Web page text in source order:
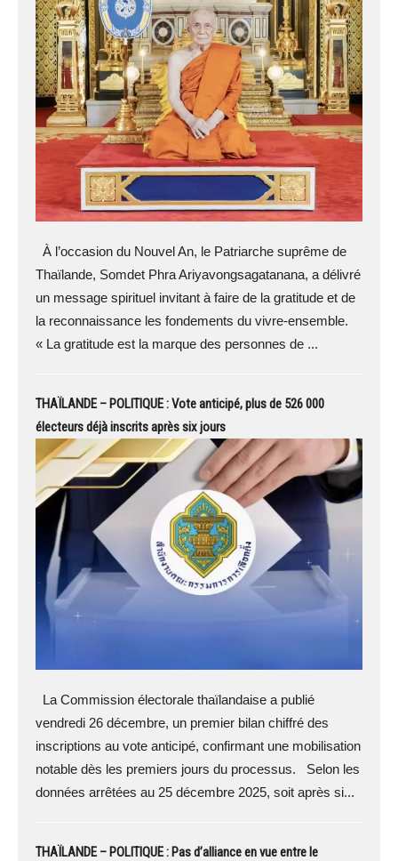
À l’occasion du Nouvel An, le Patriarche suprême de
Thaïlande, Somdet Phra Ariyavongsagatanana, a délivré
un message spirituel invitant à faire de la gratitude et de
la reconnaissance les fondements du vivre-ensemble.
« La gratitude est la marque des personnes de ...
THAÏLANDE – POLITIQUE : Vote anticipé, plus de 526 000
électeurs déjà inscrits après six jours
La Commission électorale thaïlandaise a publié
vendredi 26 décembre, un premier bilan chiffré des
inscriptions au vote anticipé, confirmant une mobilisation
notable dès les premiers jours du processus. Selon les
données arrêtées au 25 décembre 2025, soit après si...
THAÏLANDE – POLITIQUE : Pas d’alliance en vue entre le